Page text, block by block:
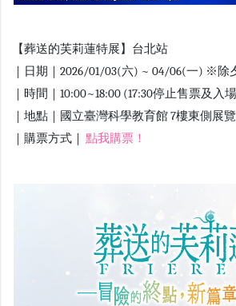
【葬送的芙莉蓮特展】台北站
｜日期｜2026/01/03(六) ~ 04/06(一) ※除
｜時間｜10:00~18:00 (17:30停止售票及入
｜地點｜國立臺灣科學教育館 7樓東側展
｜購票方式｜
點我購票！